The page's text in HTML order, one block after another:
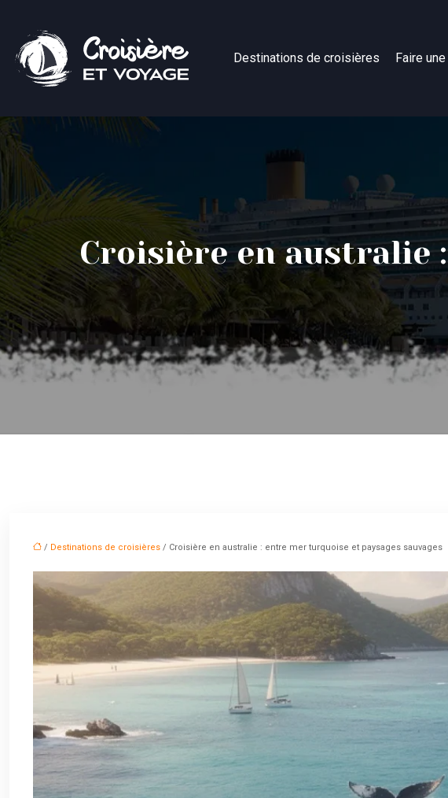
Destinations de croisières Faire
Croisière en australie
/ Destinations de croisières / Croisière en australie : entre mer turquoise et paysages sauvages